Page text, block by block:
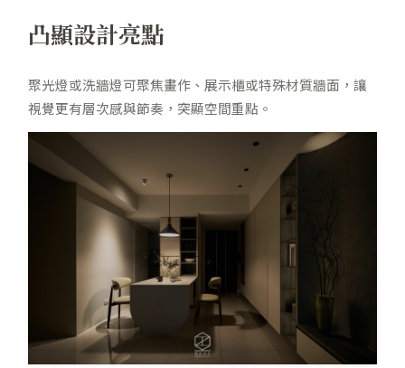
凸顯設計亮點
聚光燈或洗牆燈可聚焦畫作、展示櫃或特殊材質牆面，讓
視覺更有層次感與節奏，突顯空間重點。